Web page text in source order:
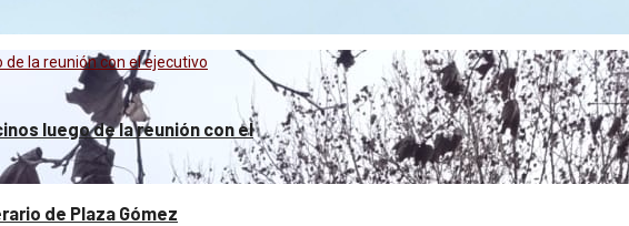
de la reunión con el ejecutivo
luego de la reunión con el
de Plaza Gómez